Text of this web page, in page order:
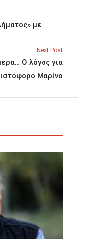
με
Next Post
Ο λόγος για
Μαρίνο